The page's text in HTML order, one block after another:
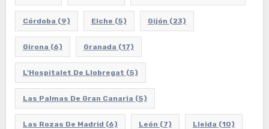
Córdoba (9) Elche (5) Gijón (23)
Girona (6) Granada (17)
L'Hospitalet De Llobregat (5)
Las Palmas De Gran Canaria (5)
Las Rozas De Madrid (6) León (7) Lleida (10)